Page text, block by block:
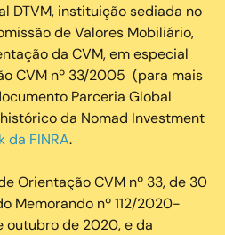
DTVM, instituição sediada no
de Valores Mobiliário,
da CVM, em especial
CVM nº 33/2005 (para mais
Parceria Global
da Nomad Investment
da FINRA.
Orientação CVM nº 33, de 30
Memorando nº 112/2020-
outubro de 2020, e da